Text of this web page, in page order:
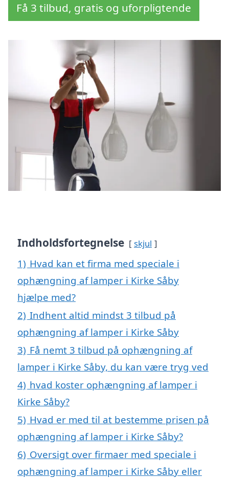
Få 3 tilbud, gratis og uforpligtende
Indholdsfortegnelse skjul
1) Hvad kan et firma med speciale i
ophængning af lamper i Kirke Såby
hjælpe med?
2) Indhent altid mindst 3 tilbud på
ophængning af lamper i Kirke Såby
3) Få nemt 3 tilbud på ophængning af
lamper i Kirke Såby, du kan være tryg ved
4) hvad koster ophængning af lamper i
Kirke Såby?
5) Hvad er med til at bestemme prisen på
ophængning af lamper i Kirke Såby?
6) Oversigt over firmaer med speciale i
ophængning af lamper i Kirke Såby eller